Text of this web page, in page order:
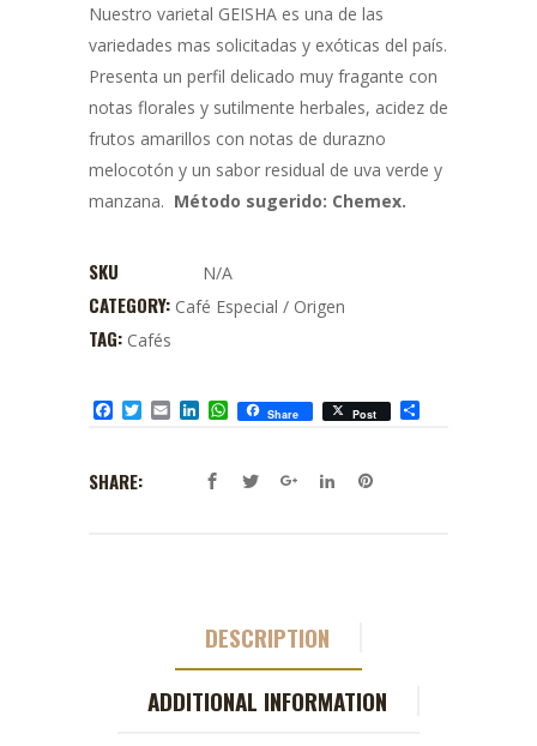
Nuestro varietal GEISHA es una de las
variedades mas solicitadas y exóticas del país.
Presenta un perfil delicado muy fragante con
notas florales y sutilmente herbales, acidez de
frutos amarillos con notas de durazno
melocotón y un sabor residual de uva verde y
manzana. Método sugerido: Chemex.
SKU N/A
CATEGORY: Café Especial / Origen
TAG: Cafés
Facebook
TwitterEmailLinkedIn
WhatsApp
Share Post
SHARE:
DESCRIPTION
ADDITIONAL INFORMATION